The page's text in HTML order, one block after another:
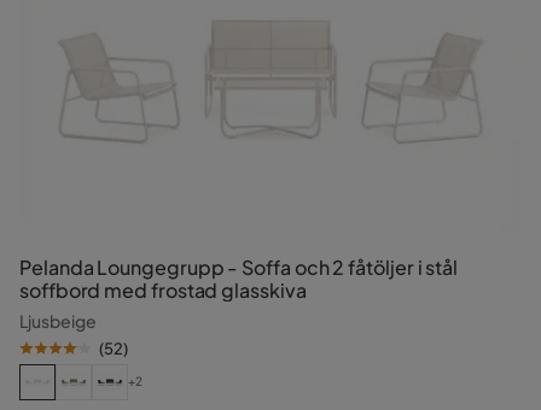
Pelanda Loungegrupp - Soffa och 2 fåtöljer i stål
soffbord med frostad glasskiva
Ljusbeige
(52)
+2